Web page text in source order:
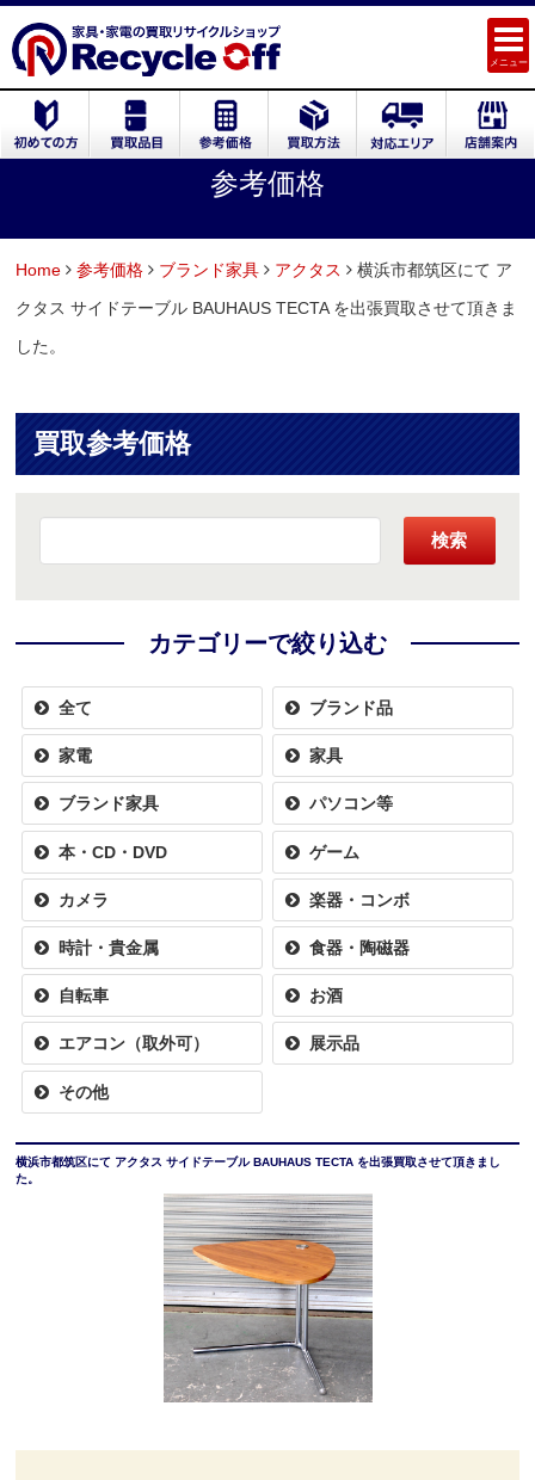
メニュー
参考価格
Home 参考価格 ブランド家具 アクタス
横浜市都筑区にて ア
クタス サイドテーブル BAUHAUS TECTA を出張買取させて頂きま
した。
買取参考価格
検索
カテゴリーで絞り込む
全て ブランド品
家電 家具
ブランド家具 パソコン等
本・CD・DVD ゲーム
カメラ 楽器・コンボ
時計・貴金属 食器・陶磁器
自転車 お酒
エアコン（取外可） 展示品
その他
横浜市都筑区にて アクタス サイドテーブル BAUHAUS TECTA を出張買取させて頂きまし
た。